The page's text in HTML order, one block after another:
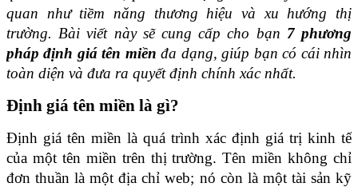
quan như tiềm năng thương hiệu và xu hướng thị
trường. Bài viết này sẽ cung cấp cho bạn 7 phương
pháp định giá tên miền đa dạng, giúp bạn có cái nhìn
toàn diện và đưa ra quyết định chính xác nhất.
Định giá tên miền là gì?
Định giá tên miền là quá trình xác định giá trị kinh tế
của một tên miền trên thị trường. Tên miền không chỉ
đơn thuần là một địa chỉ web; nó còn là một tài sản kỹ